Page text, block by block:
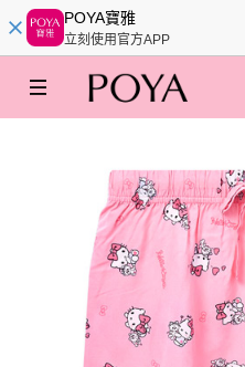
POYA寶雅
立刻使用官方APP